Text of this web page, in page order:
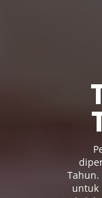
untuk